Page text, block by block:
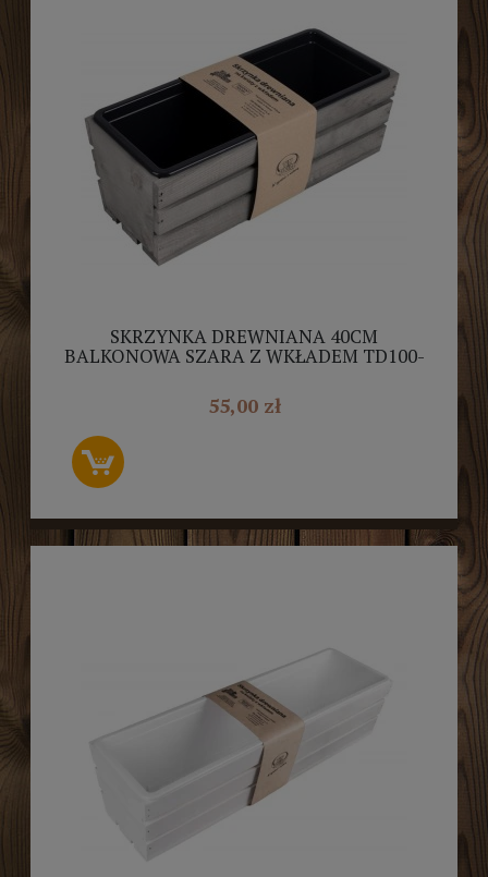
SKRZYNKA DREWNIANA 40CM
BALKONOWA SZARA Z WKŁADEM TD100-
55,00 zł